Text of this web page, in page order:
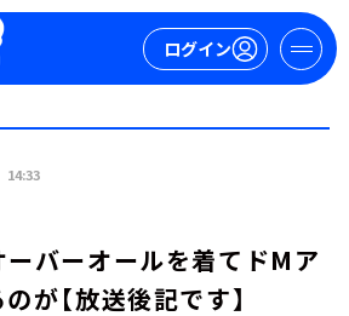
ログイン
14:33
バーオールを着てドMア
が【放送後記です】